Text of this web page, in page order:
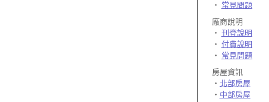
‧ 常見問題
廠商說明
‧ 刊登說明
‧ 付費說明
‧ 常見問題
房屋資訊
‧ 北部房屋
‧ 中部房屋